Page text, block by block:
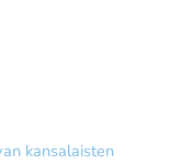
kansalaisten